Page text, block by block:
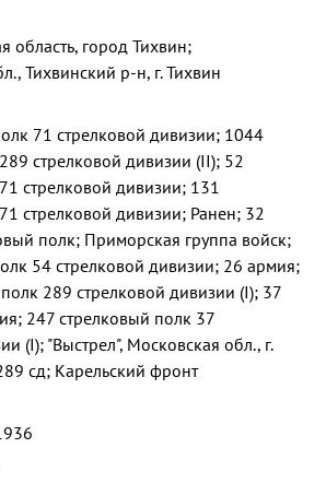
область, город Тихвин;
Тихвинский р-н, г. Тихвин
71 стрелковой дивизии; 1044
стрелковой дивизии (II); 52
стрелковой дивизии; 131
стрелковой дивизии; Ранен; 32
полк; Приморская группа войск;
54 стрелковой дивизии; 26 армия;
289 стрелковой дивизии (I); 37
247 стрелковый полк 37
(I); "Выстрел", Московская обл., г.
сд; Карельский фронт